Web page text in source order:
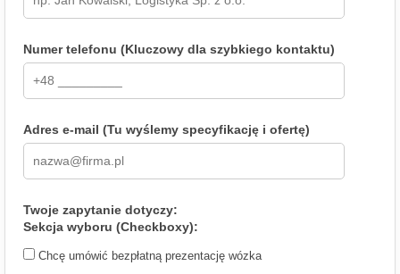
Numer telefonu (Kluczowy dla szybkiego kontaktu)
Adres e-mail (Tu wyślemy specyfikację i ofertę)
Twoje zapytanie dotyczy:
Sekcja wyboru (Checkboxy):
Chcę umówić bezpłatną prezentację wózka